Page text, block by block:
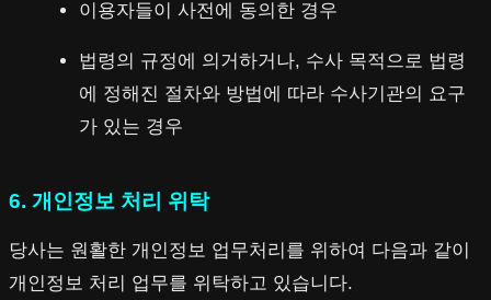
이용자들이 사전에 동의한 경우
법령의 규정에 의거하거나, 수사 목적으로 법령
에 정해진 절차와 방법에 따라 수사기관의 요구
가 있는 경우
6. 개인정보 처리 위탁
당사는 원활한 개인정보 업무처리를 위하여 다음과 같이
개인정보 처리 업무를 위탁하고 있습니다.